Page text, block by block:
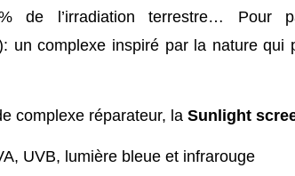
de l’irradiation terrestre… Pour
un complexe inspiré par la nature
complexe réparateur, la Sunlight
UVB, lumière bleue et infrarouge